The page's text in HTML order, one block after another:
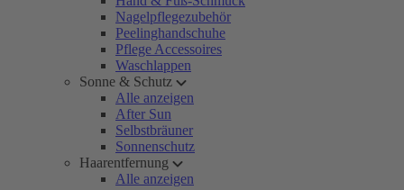
Nagelpflegezubehör
Peelinghandschuhe
Pflege Accessoires
Waschlappen
Sonne & Schutz
Alle anzeigen
After Sun
Selbstbräuner
Sonnenschutz
Haarentfernung
Alle anzeigen